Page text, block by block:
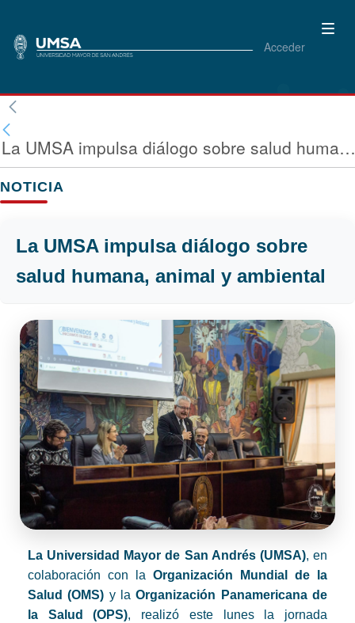
Acceder
La UMSA impulsa diálogo sobre salud
NOTICIA
La UMSA impulsa diálogo sobre
salud humana, animal y ambiental
La Universidad Mayor de San Andrés (UMSA), en
colaboración con la Organización Mundial de la
Salud (OMS) y laOrganización Panamericana de
la Salud (OPS), realizó este lunes la jornada